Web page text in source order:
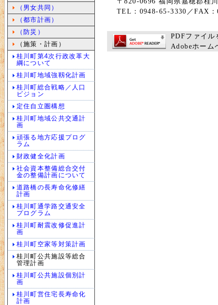
TEL：0948-65-3330／FAX
PDFファイ
Adobeホーム
（男女共同）
（都市計画）
（防災）
（施策・計画）
桂川町第4次行政改革大
綱について
桂川町地域強靱化計画
桂川町総合戦略／人口
ビジョン
定住自立圏構想
桂川町地域公共交通計
画
頑張る地方応援プログ
ラム
財政健全化計画
社会資本整備総合交付
金の整備計画について
道路橋の長寿命化修繕
計画
桂川町通学路交通安全
プログラム
桂川町耐震改修促進計
画
桂川町空家等対策計画
桂川町公共施設等総合
管理計画
桂川町公共施設個別計
画
桂川町営住宅長寿命化
計画